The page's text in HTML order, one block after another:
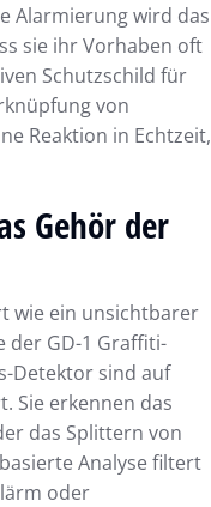
Alarmierung wird das
sie ihr Vorhaben oft
Schutzschild für
von
Reaktion in Echtzeit,
Gehör der
wie ein unsichtbarer
der GD-1 Graffiti-
Detektor sind auf
Sie erkennen das
das Splittern von
Analyse filtert
oder